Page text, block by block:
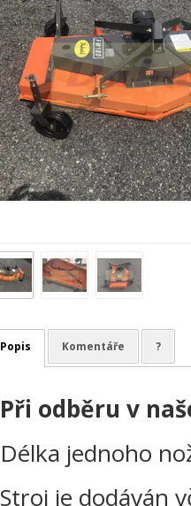
Popis Komentáře ?
Při odběru v
Délka jednoho
Stroj je dodáván